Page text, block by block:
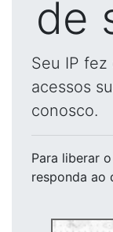
de
Seu IP
acessos
conosco.
Para liberar
responda ao